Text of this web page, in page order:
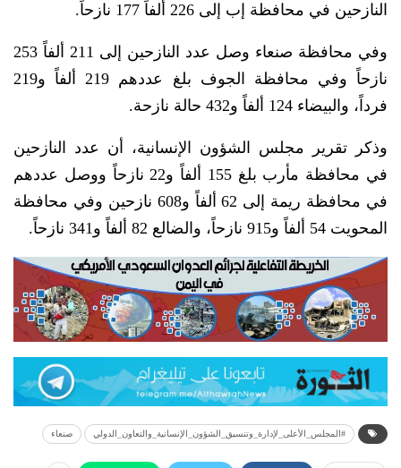
النازحين في محافظة إب إلى 226 ألفاً 177 نازحاً.
وفي محافظة صنعاء وصل عدد النازحين إلى 211 ألفاً 253
نازحاً وفي محافظة الجوف بلغ عددهم 219 ألفاً و219
فرداً، والبيضاء 124 ألفاً و432 حالة نازحة.
وذكر تقرير مجلس الشؤون الإنسانية، أن عدد النازحين
في محافظة مأرب بلغ 155 ألفاً و22 نازحاً ووصل عددهم
في محافظة ريمة إلى 62 ألفاً و608 نازحين وفي محافظة
المحويت 54 ألفاً و915 نازحاً، والضالع 82 ألفاً و341 نازحاً.
#المجلس_الأعلى_لإدارة_وتنسيق_الشؤون_الإنسانية_والتعاون_الدولي صنعاء